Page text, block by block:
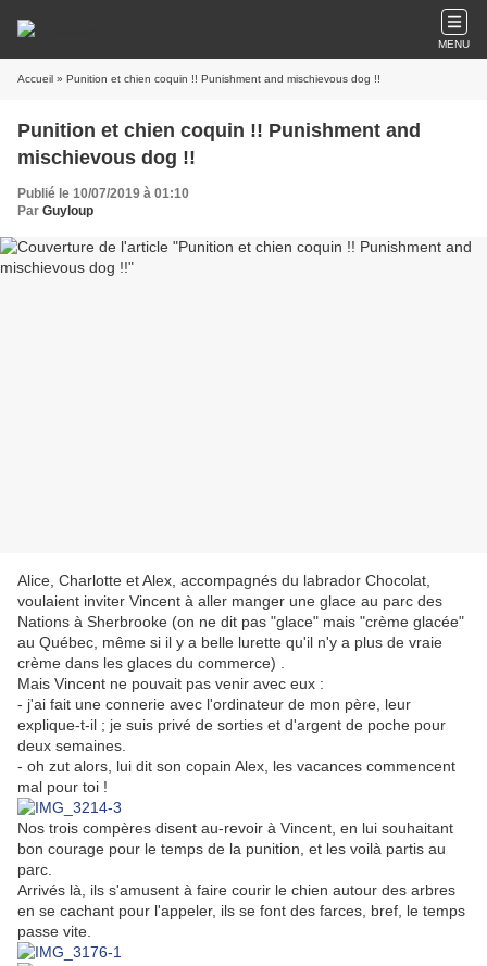
MENU
Accueil » Punition et chien coquin !! Punishment and mischievous dog !!
Punition et chien coquin !! Punishment and
mischievous dog !!
Publié le 10/07/2019 à 01:10
Par Guyloup
Alice, Charlotte et Alex, accompagnés du labrador Chocolat,
voulaient inviter Vincent à aller manger une glace au parc des
Nations à Sherbrooke (on ne dit pas "glace" mais "crème glacée"
au Québec, même si il y a belle lurette qu'il n'y a plus de vraie
crème dans les glaces du commerce) .
Mais Vincent ne pouvait pas venir avec eux :
- j'ai fait une connerie avec l'ordinateur de mon père, leur
explique-t-il ; je suis privé de sorties et d'argent de poche pour
deux semaines.
- oh zut alors, lui dit son copain Alex, les vacances commencent
mal pour toi !
Nos trois compères disent au-revoir à Vincent, en lui souhaitant
bon courage pour le temps de la punition, et les voilà partis au
parc.
Arrivés là, ils s'amusent à faire courir le chien autour des arbres
en se cachant pour l'appeler, ils se font des farces, bref, le temps
passe vite.